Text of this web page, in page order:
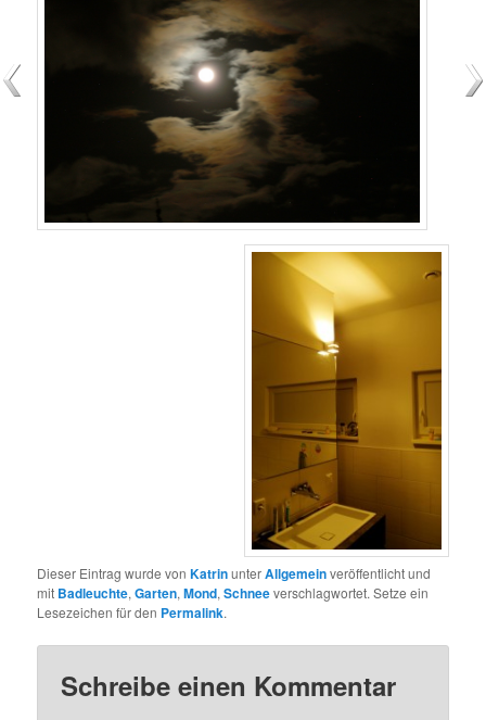
Dieser Eintrag wurde vonKatrinunterAllgemeinveröffentlicht und
mit Badleuchte,Garten,Mond,Schneeverschlagwortet. Setze ein
Lesezeichen für den Permalink.
Schreibe einen Kommentar